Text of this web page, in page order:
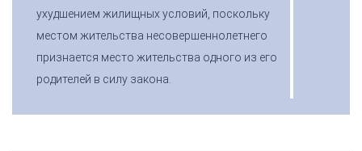
ухудшением жилищных условий, поскольку
местом жительства несовершеннолетнего
признается место жительства одного из его
родителей в силу закона.